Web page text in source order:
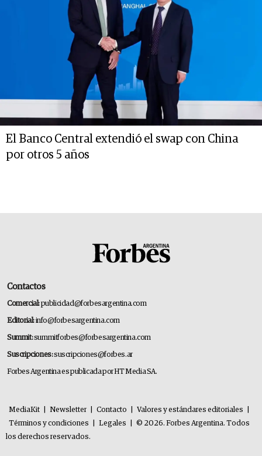
El Banco Central extendió el swap con China
por otros 5 años
Contactos
Comercial:publicidad@forbesargentina.com
Editorial:info@forbesargentina.com
Summit:summitforbes@forbesargentina.com
Suscripciones:suscripciones@forbes.ar
Forbes Argentina es publicada por HT Media SA.
MediaKit Newsletter Contacto Valores y estándares editoriales
Términos y condiciones
Legales
© 2026. Forbes Argentina. Todos
los derechos reservados.